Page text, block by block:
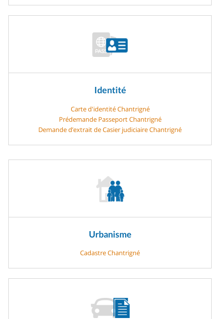
Identité
Carte d'identité Chantrigné
Prédemande Passeport Chantrigné
Demande d’extrait de Casier judiciaire Chantrigné
Urbanisme
Cadastre Chantrigné